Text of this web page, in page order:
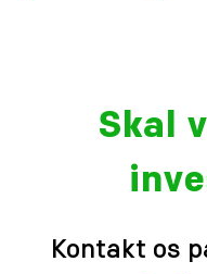
Skal
Kontakt os